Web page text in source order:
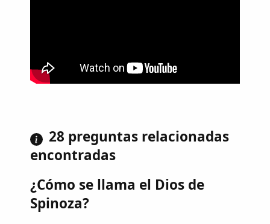
28 preguntas relacionadas
encontradas
¿Cómo se llama el Dios de
Spinoza?